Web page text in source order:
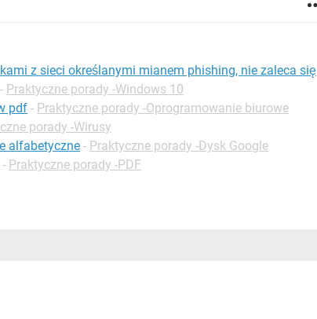
z sieci określanymi mianem phishing, nie zaleca się
- Praktyczne porady -Windows 10
pdf - Praktyczne porady -Oprogramowanie biurowe
porady -Wirusy
alfabetyczne - Praktyczne porady -Dysk Google
- Praktyczne porady -PDF